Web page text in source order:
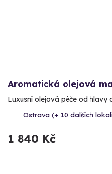
Aromatická olejová
Luxusní olejová péče od hlavy
Ostrava (+ 10 dalších
1 840 Kč